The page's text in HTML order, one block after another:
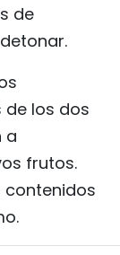
de
de los dos
a
frutos.
contenidos